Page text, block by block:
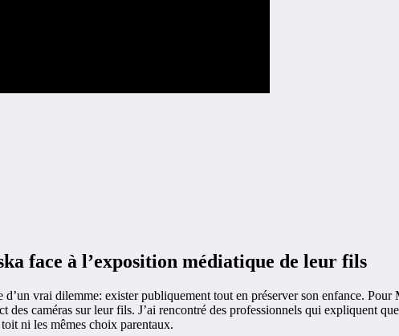
face à l’exposition médiatique de leur fils
d’un vrai dilemme: exister publiquement tout en préserver son enfance.
caméras sur leur fils. J’ai rencontré des professionnels qui expliquent
ni les mêmes choix parentaux.